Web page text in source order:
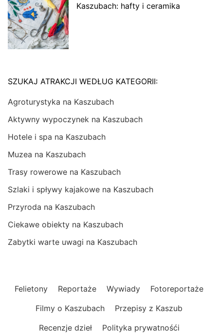
Kaszubach: hafty i ceramika
SZUKAJ ATRAKCJI WEDŁUG KATEGORII:
Agroturystyka na Kaszubach
Aktywny wypoczynek na Kaszubach
Hotele i spa na Kaszubach
Muzea na Kaszubach
Trasy rowerowe na Kaszubach
Szlaki i spływy kajakowe na Kaszubach
Przyroda na Kaszubach
Ciekawe obiekty na Kaszubach
Zabytki warte uwagi na Kaszubach
Felietony Reportaże Wywiady
Fotoreportaże
Filmy o Kaszubach
Przepisy z Kaszub
Recenzje dzieł
Polityka prywatnośći